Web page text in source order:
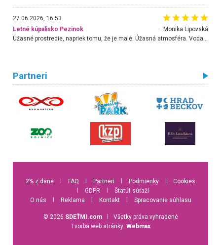
27.06.2026, 16:53
Letné kúpalisko Pezinok
. Monika Lipovská
Úžasné prostredie, napriek tomu, že je malé. Úžasná atmosféra. Voda fantastická a nádherná. Ľudí je pomerne veľa, ale su mili a ohľaduplní. Je veľmi zaujímavé sledovať, ako dokážu spolu športovať cudzí ľudia a bez ohľadu na vek. Vládne tu pohoda. Vnuka neviem dostať z vody. Ďakujem za krásny deň . Urcite sa sem vrátim. Jediný problém je s parkovaním, ale aj ten sa mi podarilo vyriešiť. Monika Bratislava
Partneri
2% z dane FAQ Partneri Podmienky
Cookies
GDPR
Štatút súťaží
O nás
Reklama Kontakt Spracovanie súhlasu
© 2026 SDEŤMI.com
Všetky práva vyhradené
Tvorba web stránky: Webmax